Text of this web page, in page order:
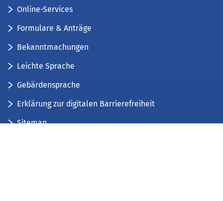
Online-Services
Formulare & Anträge
Bekanntmachungen
Leichte Sprache
Gebärdensprache
Erklärung zur digitalen Barrierefreiheit
Sitemap